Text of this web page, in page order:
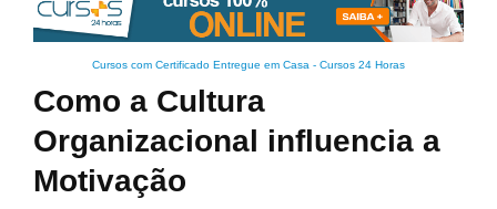
Cursos com Certificado Entregue em Casa - Cursos 24 Horas
Como a Cultura
Organizacional influencia a
Motivação